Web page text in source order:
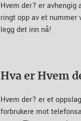
Hvem der? er
ringt opp av et nummer
legg det inn nå!
Hva er Hvem
Hvem der? er et
forbrukere mot